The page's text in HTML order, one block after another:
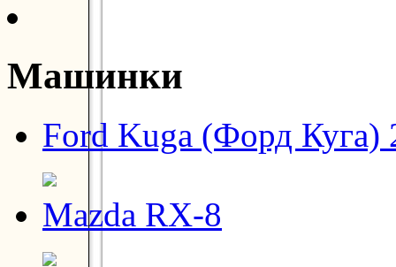
Машинки
Ford Kuga (Форд Куга)
Mazda RX-8